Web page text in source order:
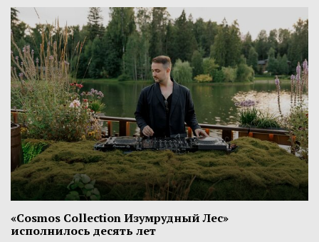
«Cosmos Collection Изумрудный Лес»
исполнилось десять лет